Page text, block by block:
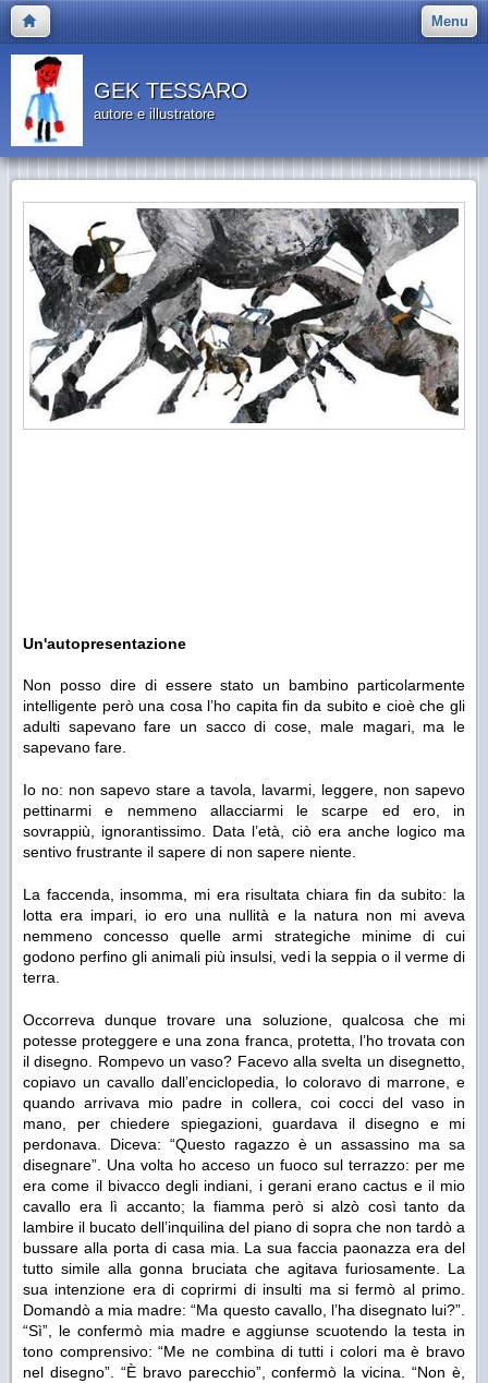
Menu
GEK TESSARO
autore e illustratore
Un'autopresentazione
Non posso dire di essere stato un bambino particolarmente
intelligente però una cosa l’ho capita fin da subito e cioè che gli
adulti sapevano fare un sacco di cose, male magari, ma le
sapevano fare.
Io no: non sapevo stare a tavola, lavarmi, leggere, non sapevo
pettinarmi e nemmeno allacciarmi le scarpe ed ero, in
sovrappiù, ignorantissimo. Data l’età, ciò era anche logico ma
sentivo frustrante il sapere di non sapere niente.
La faccenda, insomma, mi era risultata chiara fin da subito: la
lotta era impari, io ero una nullità e la natura non mi aveva
nemmeno concesso quelle armi strategiche minime di cui
godono perfino gli animali più insulsi, vedi la seppia o il verme di
terra.
Occorreva dunque trovare una soluzione, qualcosa che mi
potesse proteggere e una zona franca, protetta, l’ho trovata con
il disegno. Rompevo un vaso? Facevo alla svelta un disegnetto,
copiavo un cavallo dall’enciclopedia, lo coloravo di marrone, e
quando arrivava mio padre in collera, coi cocci del vaso in
mano, per chiedere spiegazioni, guardava il disegno e mi
perdonava. Diceva: “Questo ragazzo è un assassino ma sa
disegnare”. Una volta ho acceso un fuoco sul terrazzo: per me
era come il bivacco degli indiani, i gerani erano cactus e il mio
cavallo era lì accanto; la fiamma però si alzò così tanto da
lambire il bucato dell’inquilina del piano di sopra che non tardò a
bussare alla porta di casa mia. La sua faccia paonazza era del
tutto simile alla gonna bruciata che agitava furiosamente. La
sua intenzione era di coprirmi di insulti ma si fermò al primo.
Domandò a mia madre: “Ma questo cavallo, l’ha disegnato lui?”.
“Sì”, le confermò mia madre e aggiunse scuotendo la testa in
tono comprensivo: “Me ne combina di tutti i colori ma è bravo
nel disegno”. “È bravo parecchio”, confermò la vicina. “Non è,